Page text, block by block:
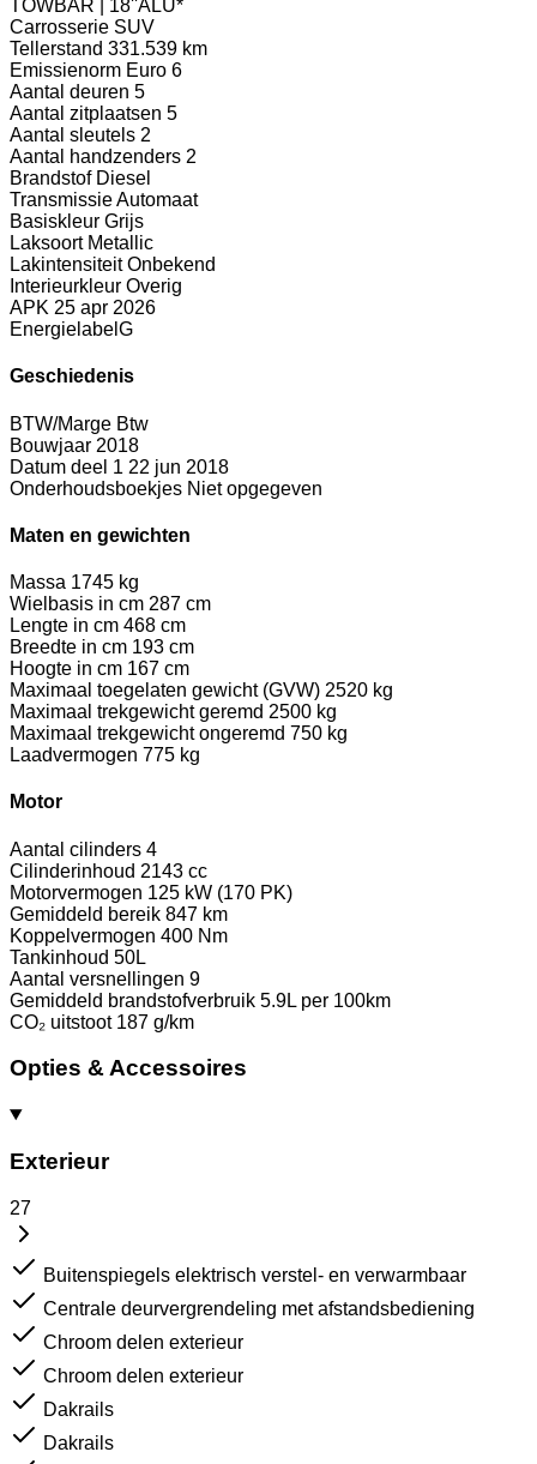
TOWBAR | 18''ALU*
Carrosserie SUV
Tellerstand 331.539 km
Emissienorm Euro 6
Aantal deuren 5
Aantal zitplaatsen 5
Aantal sleutels 2
Aantal handzenders 2
Brandstof Diesel
TransmissieAutomaat
Basiskleur Grijs
Laksoort Metallic
Lakintensiteit Onbekend
Interieurkleur Overig
APK 25 apr 2026
Energielabel G
Geschiedenis
BTW/Marge Btw
Bouwjaar 2018
Datum deel 1 22 jun 2018
Onderhoudsboekjes Niet opgegeven
Maten en gewichten
Massa 1745 kg
Wielbasis in cm 287 cm
Lengte in cm 468 cm
Breedte in cm 193 cm
Hoogte in cm 167 cm
Maximaal toegelaten gewicht (GVW) 2520 kg
Maximaal trekgewicht geremd 2500 kg
Maximaal trekgewicht ongeremd 750 kg
Laadvermogen 775 kg
Motor
Aantal cilinders 4
Cilinderinhoud 2143 cc
Motorvermogen 125 kW (170 PK)
Gemiddeld bereik 847 km
Koppelvermogen 400 Nm
Tankinhoud 50L
Aantal versnellingen 9
Gemiddeld brandstofverbruik 5.9L per 100km
CO₂ uitstoot 187 g/km
Opties & Accessoires
Exterieur
27
Buitenspiegels elektrisch verstel- en verwarmbaar
Centrale deurvergrendeling met afstandsbediening
Chroom delen exterieur
Chroom delen exterieur
Dakrails
Dakrails